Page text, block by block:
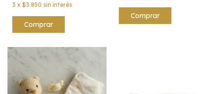
3 x $3.850 sin interés
Comprar